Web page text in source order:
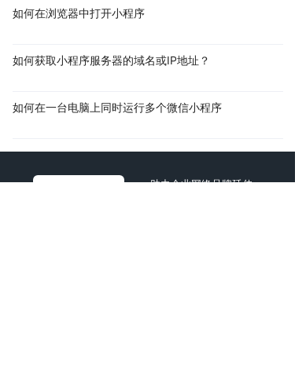
如何在浏览器中打开小程序
如何获取小程序服务器的域名或IP地址？
如何在一台电脑上同时运行多个微信小程序
助力企业网络品牌延伸